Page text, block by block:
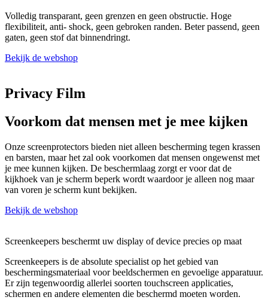
Volledig transparant, geen grenzen en geen obstructie. Hoge
flexibiliteit, anti- shock, geen gebroken randen. Beter passend, geen
gaten, geen stof dat binnendringt.
Bekijk de webshop
Privacy Film
Voorkom dat mensen met je mee kijken
Onze screenprotectors bieden niet alleen bescherming tegen krassen
en barsten, maar het zal ook voorkomen dat mensen ongewenst met
je mee kunnen kijken. De beschermlaag zorgt er voor dat de
kijkhoek van je scherm beperk wordt waardoor je alleen nog maar
van voren je scherm kunt bekijken.
Bekijk de webshop
Screenkeepers beschermt uw display of device precies op maat
Screenkeepers is de absolute specialist op het gebied van
beschermingsmateriaal voor beeldschermen en gevoelige apparatuur.
Er zijn tegenwoordig allerlei soorten touchscreen applicaties,
schermen en andere elementen die beschermd moeten worden.